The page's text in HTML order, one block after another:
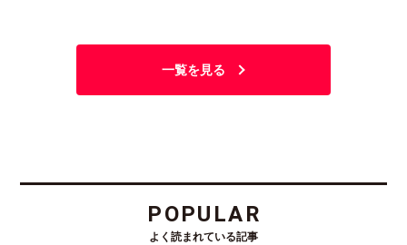
一覧を見る
POPULAR
よく読まれている記事